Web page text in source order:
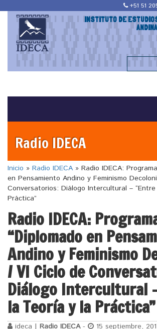
+51 51
INSTITUTO DE
Radio IDECA
Inicio » Radio IDECA » Radio IDECA:
en Pensamiento Andino y Feminismo
Conversatorios: Diálogo Intercultural –
Práctica”
Radio IDECA:
“Diplomado en
Andino y Feminismo
/ VI Ciclo de
Diálogo Intercultural
la Teoría y la Práctica”
ideca | Radio IDECA- 15 septiembre,